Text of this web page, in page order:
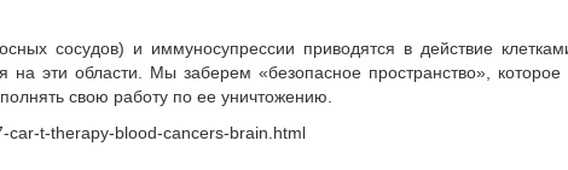
сосудов) и иммуносупрессии приводятся в действие
на эти области. Мы заберем «безопасное пространство»,
свою работу по ее уничтожению.
car-t-therapy-blood-cancers-brain.html